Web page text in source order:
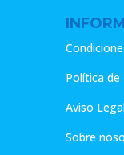
Política de
Aviso
Sobre